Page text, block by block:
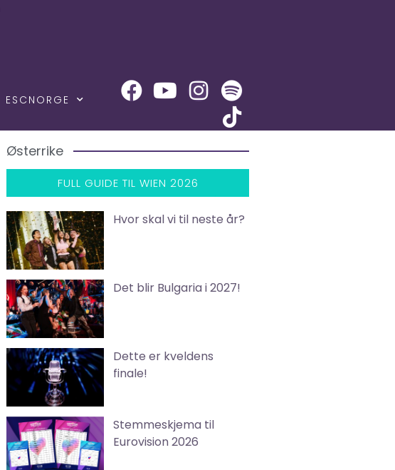
ESCNORGE
Østerrike
FULL GUIDE TIL WIEN 2026
Hvor skal vi til neste år?
Det blir Bulgaria i 2027!
Dette er kveldens
finale!
Stemmeskjema til
Eurovision 2026